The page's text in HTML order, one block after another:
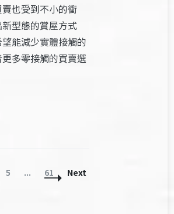
也受到不小的衝
型態的賞屋方式
望能減少實體接觸的
多零接觸的買賣選
Page
5 ... Page
61 Next